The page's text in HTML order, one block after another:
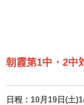
朝霞第1中・2
日程：10月19日(土